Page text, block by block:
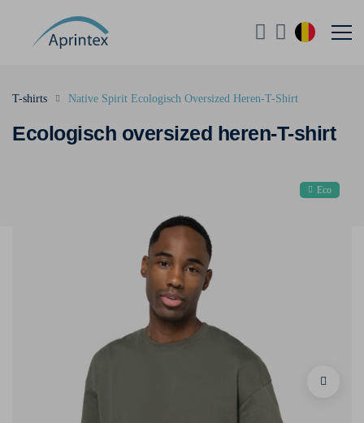
Ecologisch oversized heren-T-shirt
T-shirts Native Spirit Ecologisch Oversized Heren-T-Shirt
Eco